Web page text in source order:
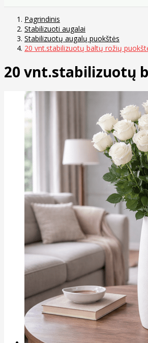
Pagrindinis
Stabilizuoti augalai
Stabilizuotų augalų puokštės
20 vnt.stabilizuotų baltų rožių
20 vnt.stabilizuotų